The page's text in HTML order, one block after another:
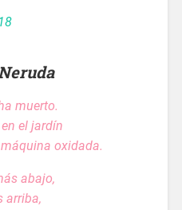
muerto.
el jardín
oxidada.
abajo,
arriba,